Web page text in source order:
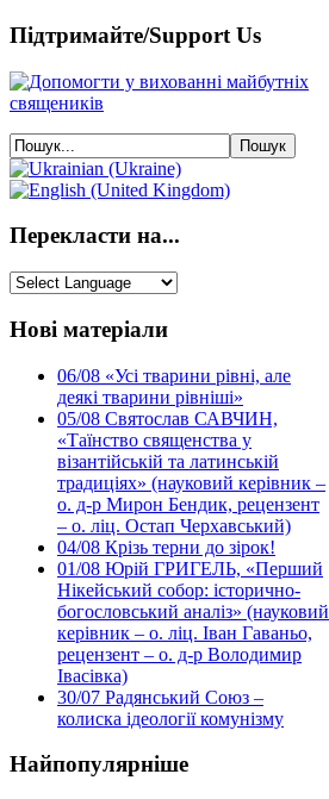
Підтримайте/Support Us
Перекласти на...
Нові матеріали
06/08 «Усі тварини рівні, але
деякі тварини рівніші»
05/08 Святослав САВЧИН,
«Таїнство священства у
візантійській та латинській
традиціях» (науковий керівник –
о. д-р Мирон Бендик, рецензент
– о. ліц. Остап Черхавський)
04/08 Крізь терни до зірок!
01/08 Юрій ГРИГЕЛЬ, «Перший
Нікейський собор: історично-
богословський аналіз» (науковий
керівник – о. ліц. Іван Гаваньо,
рецензент – о. д-р Володимир
Івасівка)
30/07 Радянський Союз –
колиска ідеології комунізму
Найпопулярніше